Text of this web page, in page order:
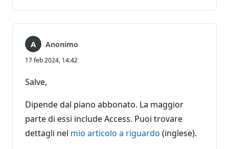
Anonimo
17 feb 2024, 14:42
Salve,
Dipende dal piano abbonato. La maggior
parte di essi include Access. Puoi trovare
dettagli nel mio articolo a riguardo (inglese).